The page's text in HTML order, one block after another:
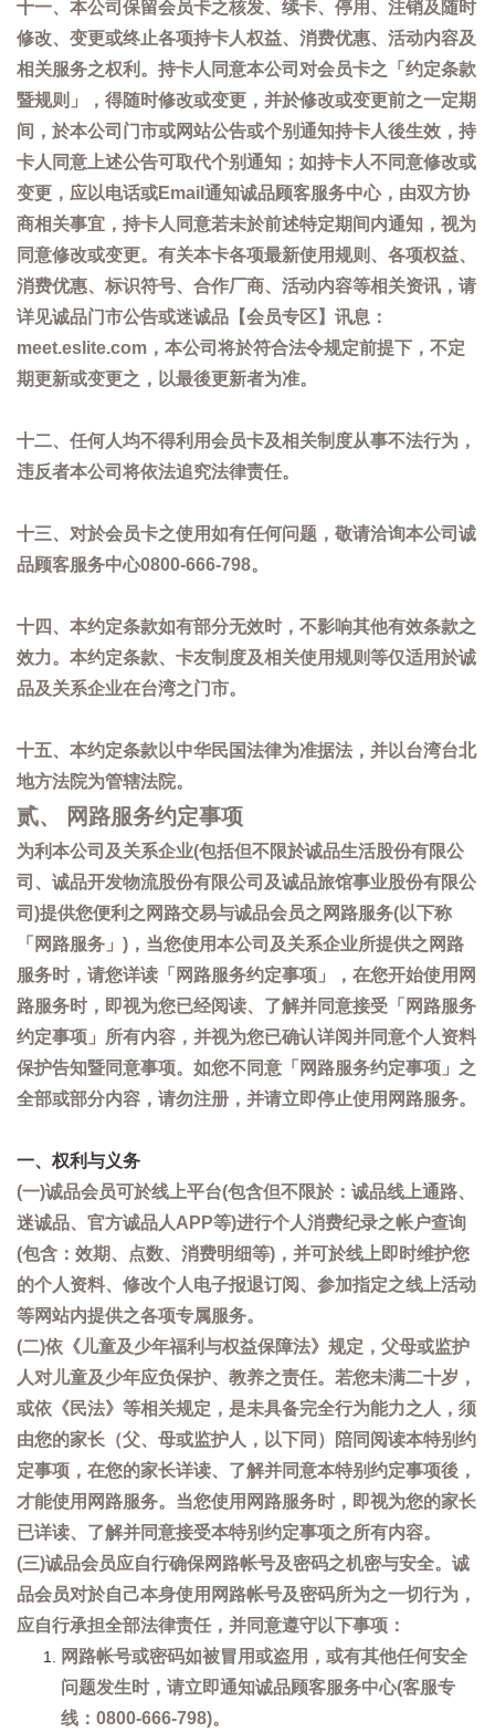
十一、本公司保留会员卡之核发、续卡、停用、注销及随时
修改、变更或终止各项持卡人权益、消费优惠、活动内容及
相关服务之权利。持卡人同意本公司对会员卡之「约定条款
暨规则」，得随时修改或变更，并於修改或变更前之一定期
间，於本公司门市或网站公告或个别通知持卡人後生效，持
卡人同意上述公告可取代个别通知；如持卡人不同意修改或
变更，应以电话或Email通知诚品顾客服务中心，由双方协
商相关事宜，持卡人同意若未於前述特定期间内通知，视为
同意修改或变更。有关本卡各项最新使用规则、各项权益、
消费优惠、标识符号、合作厂商、活动内容等相关资讯，请
详见诚品门市公告或迷诚品【会员专区】讯息：
meet.eslite.com，本公司将於符合法令规定前提下，不定
期更新或变更之，以最後更新者为准。
十二、任何人均不得利用会员卡及相关制度从事不法行为，
违反者本公司将依法追究法律责任。
十三、对於会员卡之使用如有任何问题，敬请洽询本公司诚
品顾客服务中心0800-666-798。
十四、本约定条款如有部分无效时，不影响其他有效条款之
效力。本约定条款、卡友制度及相关使用规则等仅适用於诚
品及关系企业在台湾之门市。
十五、本约定条款以中华民国法律为准据法，并以台湾台北
地方法院为管辖法院。
贰、 网路服务约定事项
为利本公司及关系企业(包括但不限於诚品生活股份有限公
司、诚品开发物流股份有限公司及诚品旅馆事业股份有限公
司)提供您便利之网路交易与诚品会员之网路服务(以下称
「网路服务」)，当您使用本公司及关系企业所提供之网路
服务时，请您详读「网路服务约定事项」，在您开始使用网
路服务时，即视为您已经阅读、了解并同意接受「网路服务
约定事项」所有内容，并视为您已确认详阅并同意个人资料
保护告知暨同意事项。如您不同意「网路服务约定事项」之
全部或部分内容，请勿注册，并请立即停止使用网路服务。
一、权利与义务
(一)诚品会员可於线上平台(包含但不限於：诚品线上通路、
迷诚品、官方诚品人APP等)进行个人消费纪录之帐户查询
(包含：效期、点数、消费明细等)，并可於线上即时维护您
的个人资料、修改个人电子报退订阅、参加指定之线上活动
等网站内提供之各项专属服务。
(二)依《儿童及少年福利与权益保障法》规定，父母或监护
人对儿童及少年应负保护、教养之责任。若您未满二十岁，
或依《民法》等相关规定，是未具备完全行为能力之人，须
由您的家长（父、母或监护人，以下同）陪同阅读本特别约
定事项，在您的家长详读、了解并同意本特别约定事项後，
才能使用网路服务。当您使用网路服务时，即视为您的家长
已详读、了解并同意接受本特别约定事项之所有内容。
(三)诚品会员应自行确保网路帐号及密码之机密与安全。诚
品会员对於自己本身使用网路帐号及密码所为之一切行为，
应自行承担全部法律责任，并同意遵守以下事项：
网路帐号或密码如被冒用或盗用，或有其他任何安全
问题发生时，请立即通知诚品顾客服务中心(客服专
线：0800-666-798)。